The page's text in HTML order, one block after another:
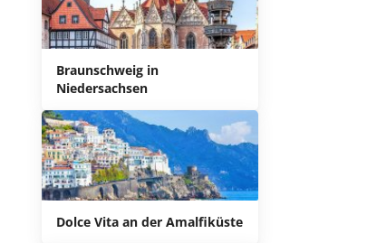
Braunschweig in
Niedersachsen
Dolce Vita an der Amalfiküste